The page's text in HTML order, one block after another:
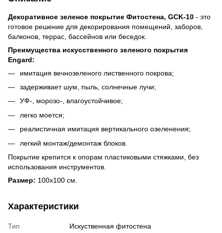
Декоративное зеленое покрытие Фитостена, GCK-10 - это
готовое решение для декорирования помещений, заборов,
балконов, террас, бассейнов или беседок.
Преимущества искусственного зеленого покрытия
Engard:
имитация вечнозеленого лиственного покрова;
задерживает шум, пыль, солнечные лучи;
УФ-, морозо-, влагоустойчивое;
легко моется;
реалистичная имитация вертикального озеленения;
легкий монтаж/демонтаж блоков.
Покрытие крепится к опорам пластиковыми стяжками, без
использования инструментов.
Размер: 100х100 см.
Характеристики
Тип
Искуственная фитостена